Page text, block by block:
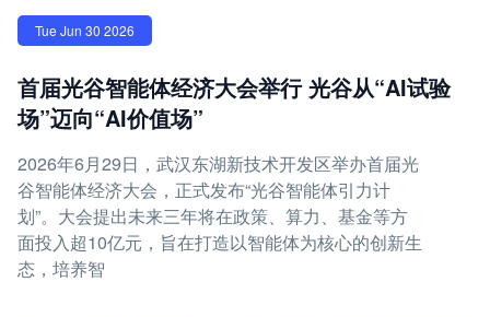
Tue Jun 30 2026
首届光谷智能体经济大会举行 光谷从“AI试验
场”迈向“AI价值场”
2026年6月29日，武汉东湖新技术开发区举办首届光
谷智能体经济大会，正式发布“光谷智能体引力计
划”。大会提出未来三年将在政策、算力、基金等方
面投入超10亿元，旨在打造以智能体为核心的创新生
态，培养智